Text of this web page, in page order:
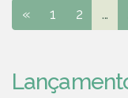
« 1 2 ...